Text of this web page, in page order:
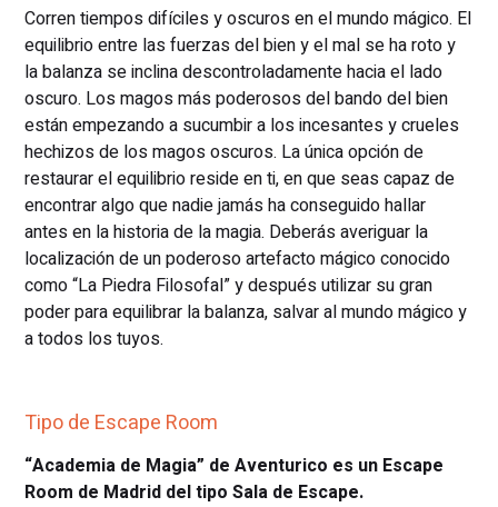
Corren tiempos difíciles y oscuros en el mundo mágico. El
equilibrio entre las fuerzas del bien y el mal se ha roto y
la balanza se inclina descontroladamente hacia el lado
oscuro. Los magos más poderosos del bando del bien
están empezando a sucumbir a los incesantes y crueles
hechizos de los magos oscuros. La única opción de
restaurar el equilibrio reside en ti, en que seas capaz de
encontrar algo que nadie jamás ha conseguido hallar
antes en la historia de la magia. Deberás averiguar la
localización de un poderoso artefacto mágico conocido
como “La Piedra Filosofal” y después utilizar su gran
poder para equilibrar la balanza, salvar al mundo mágico y
a todos los tuyos.
Tipo de Escape Room
“Academia de Magia” de Aventurico es un Escape
Room de Madrid del tipo Sala de Escape.